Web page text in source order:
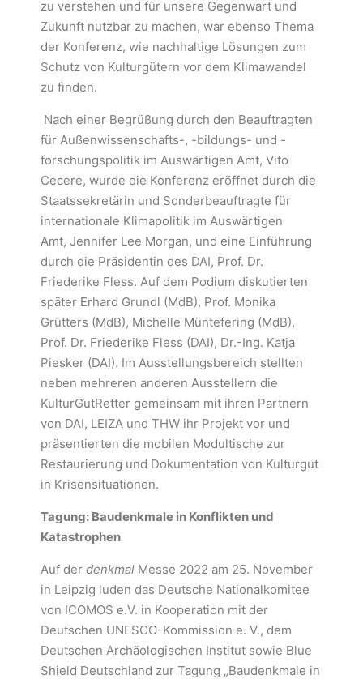
zu verstehen und für unsere Gegenwart und
Zukunft nutzbar zu machen, war ebenso Thema
der Konferenz, wie nachhaltige Lösungen zum
Schutz von Kulturgütern vor dem Klimawandel
zu finden.
Nach einer Begrüßung durch den Beauftragten
für Außenwissenschafts-, -bildungs- und -
forschungspolitik im Auswärtigen Amt, Vito
Cecere, wurde die Konferenz eröffnet durch die
Staatssekretärin und Sonderbeauftragte für
internationale Klimapolitik im Auswärtigen
Amt, Jennifer Lee Morgan, und eine Einführung
durch die Präsidentin des DAI, Prof. Dr.
Friederike Fless. Auf dem Podium diskutierten
später Erhard Grundl (MdB), Prof. Monika
Grütters (MdB), Michelle Müntefering (MdB),
Prof. Dr. Friederike Fless (DAI), Dr.-Ing. Katja
Piesker (DAI). Im Ausstellungsbereich stellten
neben mehreren anderen Ausstellern die
KulturGutRetter gemeinsam mit ihren Partnern
von DAI, LEIZA und THW ihr Projekt vor und
präsentierten die mobilen Modultische zur
Restaurierung und Dokumentation von Kulturgut
in Krisensituationen.
Tagung: Baudenkmale in Konflikten und
Katastrophen
Auf der denkmal Messe 2022 am 25. November
in Leipzig luden das Deutsche Nationalkomitee
von ICOMOS e.V. in Kooperation mit der
Deutschen UNESCO-Kommission e. V., dem
Deutschen Archäologischen Institut sowie Blue
Shield Deutschland zur Tagung „Baudenkmale in